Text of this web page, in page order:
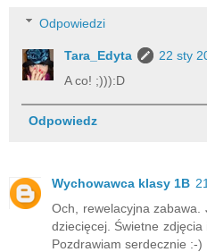
Odpowiedzi
Tara_Edyta
22 sty
A co! ;))):D
Odpowiedz
Wychowawca klasy 1B
Och, rewelacyjna
dziecięcej. Świetne zdjęcia
Pozdrawiam serdecznie :-)